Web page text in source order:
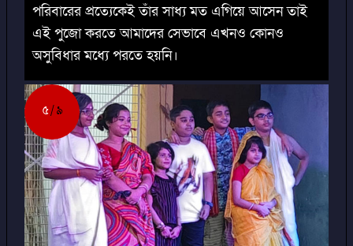
পরিবারের প্রত্যেকেই তাঁর সাধ্য মত এগিয়ে আসেন তাই
এই পুজো করতে আমাদের সেভাবে এখনও কোনও
অসুবিধার মধ্যে পরতে হয়নি।
৫ ৯